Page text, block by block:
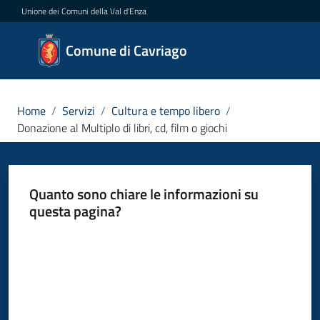
Vai al contenuto
Vai alla navigazione
Vai al footer
Unione dei Comuni della Val d'Enza
Comune di Cavriago
Comune
di
Novità
Home / Servizi / Cultura e tempo libero /
Donazione al Multiplo di libri, cd, film o giochi
Quanto sono chiare le informazioni su
questa pagina?